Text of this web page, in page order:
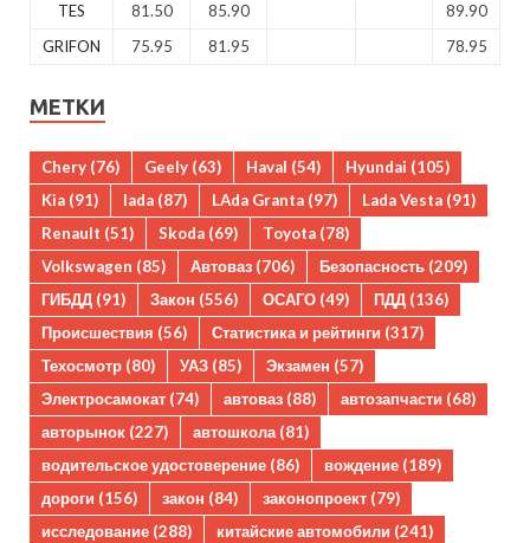
TES
81.50 85.90
89.90
GRIFON
75.95 81.95 78.95
МЕТКИ
Chery (76) Geely (63) Haval (54) Hyundai (105)
Kia (91) lada (87) LAda Granta (97) Lada Vesta (91)
Renault (51) Skoda (69) Toyota (78)
Volkswagen (85) Автоваз (706) Безопасность (209)
ГИБДД (91) Закон (556) ОСАГО (49) ПДД (136)
Происшествия (56) Статистика и рейтинги (317)
Техосмотр (80) УАЗ (85) Экзамен (57)
Электросамокат (74) автоваз (88) автозапчасти (68)
авторынок (227) автошкола(81)
водительское удостоверение (86) вождение (189)
дороги (156) закон (84) законопроект (79)
исследование (288) китайские автомобили (241)